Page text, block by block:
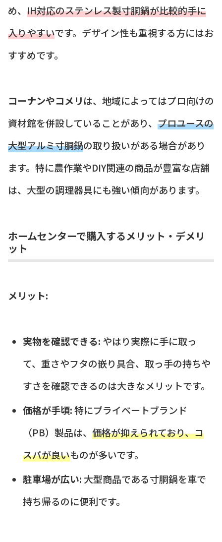
め、 IH対応のステンレス製寸胴鍋が比較的手に
入りやすいです。デザイン性も重視する方にはお
すすめです。
コーナンやコメリは、地域によってはプロ向けの
資材館を併設していることがあり、 プロユースの
大型アルミ寸胴鍋の取り扱いがある場合があり
ます。特に農作業やDIY関連の商品が豊富な店舗
は、大型の調理器具にも強い傾向があります。
ホームセンターで購入するメリット・デメリ
ット
メリット:
実物を確認できる: やはり実際に手に取っ
て、重さやフタの嵌り具合、取っ手の持ちや
すさを確認できるのは大きなメリットです。
価格が手頃:特にプライベートブランド
（PB）製品は、 価格が抑えられており、コ
スパが良いものが多いです。
駐車場が広い: 大型商品である寸胴鍋を車で
持ち帰るのに便利です。